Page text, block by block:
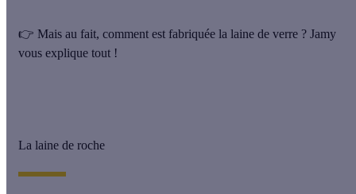
👉 Mais au fait, comment est fabriquée la laine de verre ? Jamy
vous explique tout !
La laine de roche